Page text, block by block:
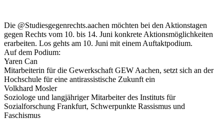
Die @Studiesgegenrechts.aachen möchten bei den Aktionstagen
gegen Rechts vom 10. bis 14. Juni konkrete Aktionsmöglichkeiten
erarbeiten. Los gehts am 10. Juni mit einem Auftaktpodium.
Auf dem Podium:
Yaren Can
Mitarbeiterin für die Gewerkschaft GEW Aachen, setzt sich an der
Hochschule für eine antirassistische Zukunft ein
Volkhard Mosler
Soziologe und langjähriger Mitarbeiter des Instituts für
Sozialforschung Frankfurt, Schwerpunkte Rassismus und
Faschismus